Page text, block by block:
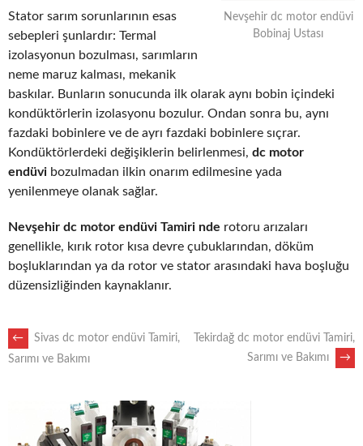
Nevşehir dc motor endüvi
Bobinaj Ustası
Stator sarım sorunlarının esas
sebepleri şunlardır: Termal
izolasyonun bozulması, sarımların
neme maruz kalması, mekanik
baskılar. Bunların sonucunda ilk olarak aynı bobin içindeki
kondüktörlerin izolasyonu bozulur. Ondan sonra bu, aynı
fazdaki bobinlere ve de ayrı fazdaki bobinlere sıçrar.
Kondüktörlerdeki değişiklerin belirlenmesi, dc motor
endüvi bozulmadan ilkin onarım edilmesine yada
yenilenmeye olanak sağlar.
Nevşehir dc motor endüvi Tamiri nde rotoru arızaları
genellikle, kırık rotor kısa devre çubuklarından, döküm
boşluklarından ya da rotor ve stator arasındaki hava boşluğu
düzensizliğinden kaynaklanır.
POST
NAVIGATION
←
Sivas dc motor endüvi Tamiri,
Sarımı ve Bakımı
Tekirdağ dc motor endüvi Tamiri,
Sarımı ve Bakımı
→